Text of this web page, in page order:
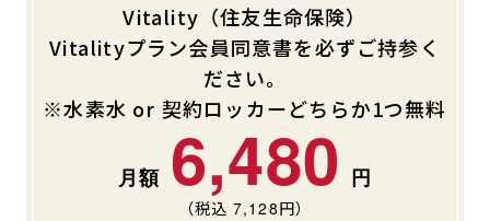
Vitality（住友生命保険）
Vitalityプラン会員同意書を必ずご持参く
ださい。
※水素水 or 契約ロッカーどちらか1つ無料
6,480
（税込 7,128円）